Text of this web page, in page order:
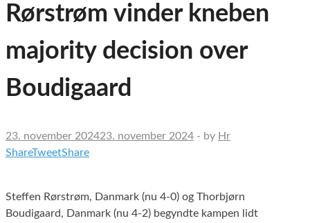
Rørstrøm vinder kneben
majority decision over
Boudigaard
23. november 202423. november 2024 - by Hr
ShareTweetShare
Steffen Rørstrøm, Danmark (nu 4-0) og Thorbjørn
Boudigaard, Danmark (nu 4-2) begyndte kampen lidt